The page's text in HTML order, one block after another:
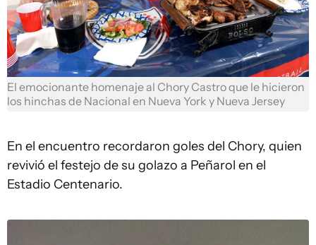
El emocionante homenaje al Chory Castro que le hicieron
los hinchas de Nacional en Nueva York y Nueva Jersey
En el encuentro recordaron goles del Chory, quien
revivió el festejo de su golazo a Peñarol en el
Estadio Centenario.